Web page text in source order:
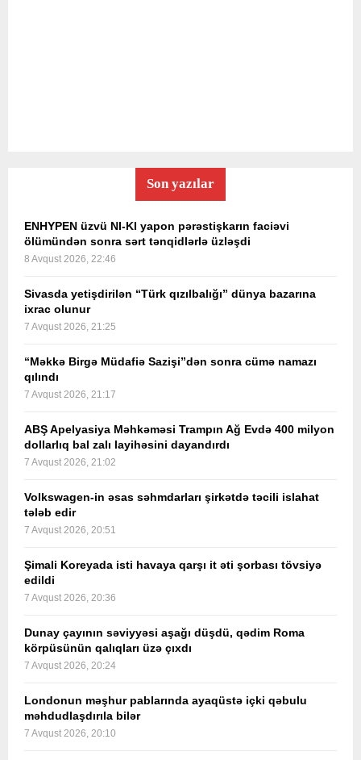
Son yazılar
ENHYPEN üzvü NI-KI yapon pərəstişkarın faciəvi
ölümündən sonra sərt tənqidlərlə üzləşdi
8 Avqust 2026, 22:46
Sivasda yetişdirilən “Türk qızılbalığı” dünya bazarına
ixrac olunur
7 Avqust 2026, 21:25
“Məkkə Birgə Müdafiə Sazişi”dən sonra cümə namazı
qılındı
7 Avqust 2026, 21:17
ABŞ Apelyasiya Məhkəməsi Trampın Ağ Evdə 400 milyon
dollarlıq bal zalı layihəsini dayandırdı
7 Avqust 2026, 21:02
Volkswagen-in əsas səhmdarları şirkətdə təcili islahat
tələb edir
7 Avqust 2026, 20:51
Şimali Koreyada isti havaya qarşı it əti şorbası tövsiyə
edildi
7 Avqust 2026, 20:36
Dunay çayının səviyyəsi aşağı düşdü, qədim Roma
körpüsünün qalıqları üzə çıxdı
7 Avqust 2026, 20:24
Londonun məşhur pablarında ayaqüstə içki qəbulu
məhdudlaşdırıla bilər
7 Avqust 2026, 20:10